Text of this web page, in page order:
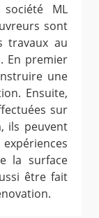
ML
sont
travaux au
En premier
une
Ensuite,
sur
ils peuvent
la surface
être fait